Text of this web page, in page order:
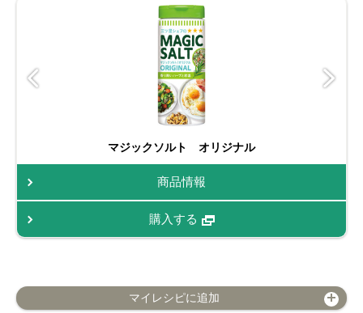
マジックソルト オリジナル
商品情報
購入する
マイレシピに追加